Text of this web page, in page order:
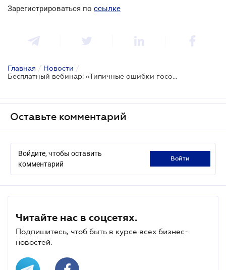
Зарегистрироваться по ссылке
Главная / Новости /
Бесплатный вебинар: «Типичные ошибки госорганов в судах»
Оставьте комментарий
Войдите, чтобы оставить
комментарий
войти
Читайте нас в соцсетях.
Подпишитесь, чтоб быть в курсе всех бизнес-
новостей.